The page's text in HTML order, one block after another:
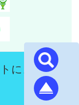
にようこそ"